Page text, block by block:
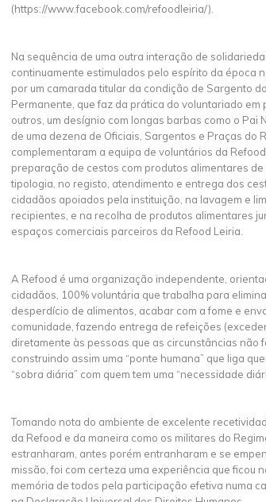
(https://www.facebook.com/refoodleiria/).
Na sequência de uma outra interação de
continuamente estimulados pelo espírito da época
por um camarada titular da condição de Sargento
Permanente, que faz da prática do voluntariado em
outros, um desígnio com longas barbas como o Pai
de uma dezena de Oficiais, Sargentos e Praças do
complementaram a equipa de voluntários da
preparação de cestos com produtos alimentares de
tipologia, no registo, atendimento e entrega dos
cidadãos apoiados pela instituição, na lavagem e
recipientes, e na recolha de produtos alimentares
espaços comerciais parceiros da Refood Leiria.
A Refood é uma organização independente,
cidadãos, 100% voluntária que trabalha para
desperdício de alimentos, acabar com a fome e
comunidade, fazendo entrega de refeições
diretamente às pessoas que as circunstâncias não
construindo assim uma “ponte humana” que liga
“sobra diária” com quem tem uma “necessidade
Tomando nota do ambiente de excelente
da Refood e da maneira como os militares do
estranharam, antes porém entranharam e se
missão, foi com certeza uma experiência que ficou
memória de todos pela participação efetiva numa